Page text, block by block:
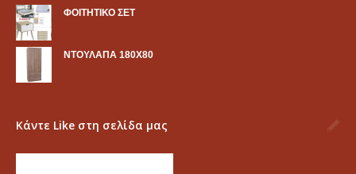
ΦΟΙΤΗΤΙΚΟ ΣΕΤ
ΝΤΟΥΛΑΠΑ 180Χ80
Κάντε Like στη σελίδα μας